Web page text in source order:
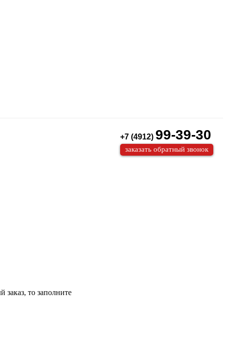
+7 (4912) 99-39-30
заказать обратный звонок
то заполните